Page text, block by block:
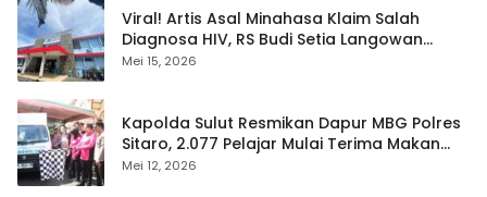
Viral! Artis Asal Minahasa Klaim Salah
Diagnosa HIV, RS Budi Setia Langowan
Disorot Publik
Mei 15, 2026
Kapolda Sulut Resmikan Dapur MBG Polres
Sitaro, 2.077 Pelajar Mulai Terima Makan
Gratis
Mei 12, 2026